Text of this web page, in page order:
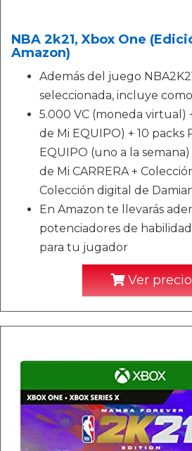
NBA 2k21, Xbox One
Amazon)
Además del juego
seleccionada, incluye
5.000 VC (moneda virtual)
de Mi EQUIPO) + 10 packs
EQUIPO (uno a la
de Mi CARRERA +
Colección digital de
En Amazon te llevarás
potenciadores de habilidad
para tu jugador
Ver